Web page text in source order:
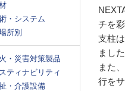
・システム
所別
・災害対策製品
ティナビリティ
・介護設備
チを彩
支柱
ました
また
行を